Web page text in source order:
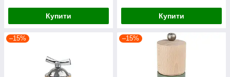
Купити Купити
–15% –15%